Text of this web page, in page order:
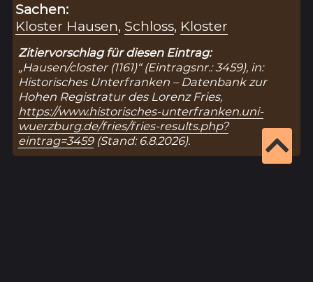
Sachen:
Kloster Hausen, Schloss, Kloster
Zitiervorschlag für diesen Eintrag:
„Hausen/closter (1161)“ (Eintragsnr.: 3459), in:
Historisches Unterfranken – Datenbank zur
Hohen Registratur des Lorenz Fries,
https://www.historisches-unterfranken.uni-
wuerzburg.de/fries/fries-results.php?
eintrag=3459(Stand: 6.8.2026).